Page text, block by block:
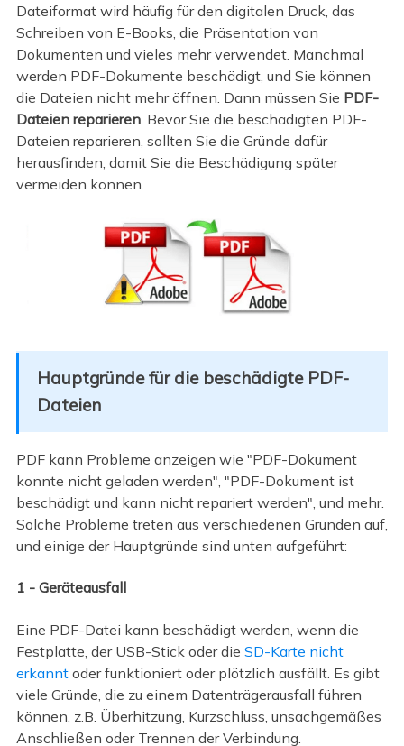
Dateiformat wird häufig für den digitalen Druck, das
Schreiben von E-Books, die Präsentation von
Dokumenten und vieles mehr verwendet. Manchmal
werden PDF-Dokumente beschädigt, und Sie können
die Dateien nicht mehr öffnen. Dann müssen Sie PDF-
Dateien reparieren. Bevor Sie die beschädigten PDF-
Dateien reparieren, sollten Sie die Gründe dafür
herausfinden, damit Sie die Beschädigung später
vermeiden können.
Hauptgründe für die beschädigte PDF-
Dateien
PDF kann Probleme anzeigen wie "PDF-Dokument
konnte nicht geladen werden", "PDF-Dokument ist
beschädigt und kann nicht repariert werden", und mehr.
Solche Probleme treten aus verschiedenen Gründen auf,
und einige der Hauptgründe sind unten aufgeführt:
1 - Geräteausfall
Eine PDF-Datei kann beschädigt werden, wenn die
Festplatte, der USB-Stick oder die SD-Karte nicht
erkanntoder funktioniert oder plötzlich ausfällt. Es gibt
viele Gründe, die zu einem Datenträgerausfall führen
können, z.B. Überhitzung, Kurzschluss, unsachgemäßes
Anschließen oder Trennen der Verbindung.